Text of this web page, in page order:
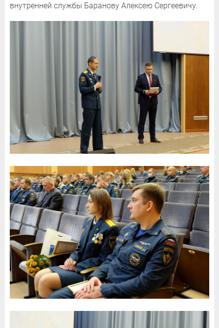
внутренней службы Баранову Алексею Сергеевичу.